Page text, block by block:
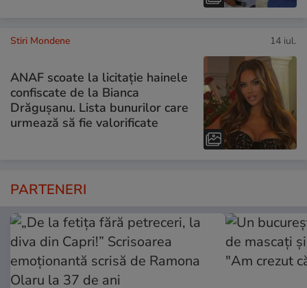
Stiri Mondene 14 iul.
ANAF scoate la licitație hainele
confiscate de la Bianca
Drăgușanu. Lista bunurilor care
urmează să fie valorificate
PARTENERI